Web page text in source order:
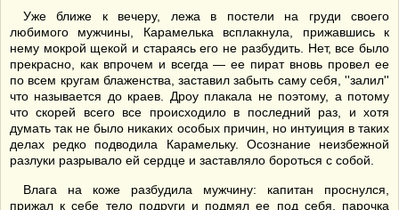
Уже ближе к вечеру, лежа в постели на груди своего
любимого мужчины, Карамелька всплакнула, прижавшись к
нему мокрой щекой и стараясь его не разбудить. Нет, все было
прекрасно, как впрочем и всегда — ее пират вновь провел ее
по всем кругам блаженства, заставил забыть саму себя, ''залил''
что называется до краев. Дроу плакала не поэтому, а потому
что скорей всего все происходило в последний раз, и хотя
думать так не было никаких особых причин, но интуиция в таких
делах редко подводила Карамельку. Осознание неизбежной
разлуки разрывало ей сердце и заставляло бороться с собой.
Влага на коже разбудила мужчину: капитан проснулся,
прижал к себе тело подруги и подмял ее под себя, парочка